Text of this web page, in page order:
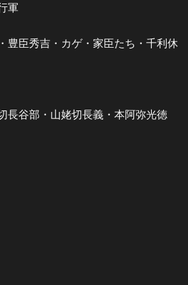
軍
臣秀吉・カゲ・家臣たち・千利休
長谷部・山姥切長義・本阿弥光徳